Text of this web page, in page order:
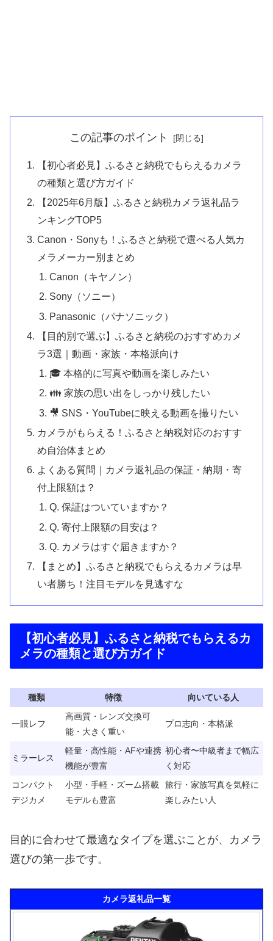
この記事のポイント
【初心者必見】ふるさと納税でもらえるカメラ
の種類と選び方ガイド
【2025年6月版】ふるさと納税カメラ返礼品ラ
ンキングTOP5
Canon・Sonyも！ふるさと納税で選べる人気カ
メラメーカー別まとめ
Canon（キヤノン）
Sony（ソニー）
Panasonic（パナソニック）
【目的別で選ぶ】ふるさと納税のおすすめカメ
ラ3選｜動画・家族・本格派向け
🎓 本格的に写真や動画を楽しみたい
👪 家族の思い出をしっかり残したい
🎥 SNS・YouTubeに映える動画を撮りたい
カメラがもらえる！ふるさと納税対応のおすす
め自治体まとめ
よくある質問｜カメラ返礼品の保証・納期・寄
付上限額は？
Q. 保証はついていますか？
Q. 寄付上限額の目安は？
Q. カメラはすぐ届きますか？
【まとめ】ふるさと納税でもらえるカメラは早
い者勝ち！注目モデルを見逃すな
【初心者必見】ふるさと納税でもらえるカ
メラの種類と選び方ガイド
種類 特徴 向いている人
一眼レフ
高画質・レンズ交換可
能・大きく重い
プロ志向・本格派
ミラーレス
軽量・高性能・AFや連携
機能が豊富
初心者〜中級者まで幅広
く対応
コンパクト
デジカメ
小型・手軽・ズーム搭載
モデルも豊富
旅行・家族写真を気軽に
楽しみたい人
目的に合わせて最適なタイプを選ぶことが、カメラ
選びの第一歩です。
カメラ返礼品一覧